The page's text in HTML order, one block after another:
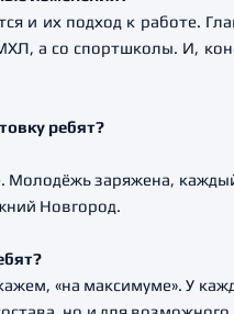
и их подход к работе.
а со спортшколы. И,
ребят?
заряжена,
Новгород.
«на максимуме». У